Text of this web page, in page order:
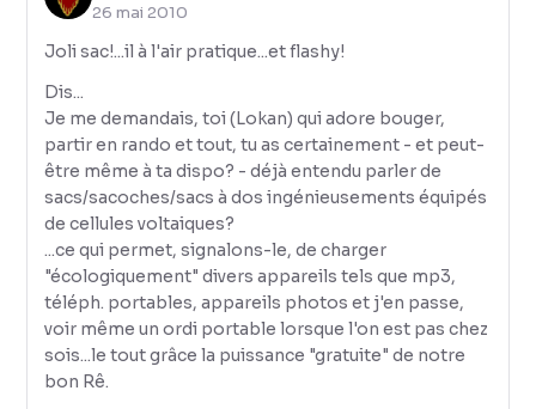
26 mai 2010
Joli sac!...il à l'air pratique...et flashy!
Dis...
Je me demandais, toi (Lokan) qui adore bouger,
partir en rando et tout, tu as certainement - et peut-
être même à ta dispo? - déjà entendu parler de
sacs/sacoches/sacs à dos ingénieusements équipés
de cellules voltaiques?
...ce qui permet, signalons-le, de charger
"écologiquement" divers appareils tels que mp3,
téléph. portables, appareils photos et j'en passe,
voir même un ordi portable lorsque l'on est pas chez
sois...le tout grâce la puissance "gratuite" de notre
bon Rê.